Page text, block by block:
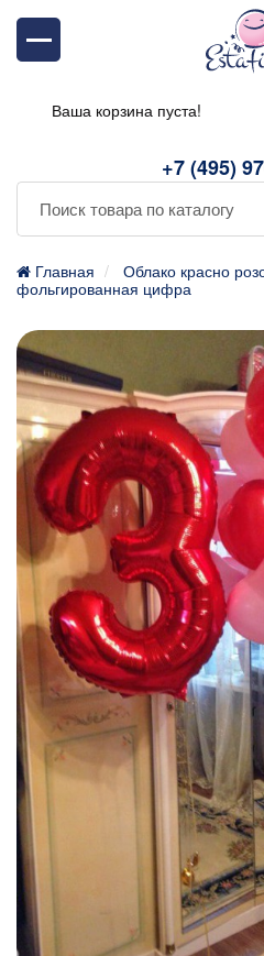
+7 (495)
Ваша корзина пуста!
Главная
Облако красно
фольгированная цифра